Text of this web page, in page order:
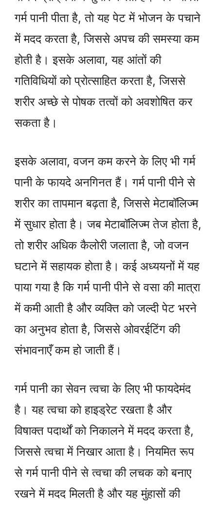
गर्म पानी पीता है, तो यह पेट में भोजन के पचाने
में मदद करता है, जिससे अपच की समस्या कम
होती है। इसके अलावा, यह आंतों की
गतिविधियों को प्रोत्साहित करता है, जिससे
शरीर अच्छे से पोषक तत्वों को अवशोषित कर
सकता है।
इसके अलावा, वजन कम करने के लिए भी गर्म
पानी के फायदे अनगिनत हैं। गर्म पानी पीने से
शरीर का तापमान बढ़ता है, जिससे मेटाबॉलिज्म
में सुधार होता है। जब मेटाबॉलिज्म तेज होता है,
तो शरीर अधिक कैलोरी जलाता है, जो वजन
घटाने में सहायक होता है। कई अध्ययनों में यह
पाया गया है कि गर्म पानी पीने से वसा की मात्रा
में कमी आती है और व्यक्ति को जल्दी पेट भरने
का अनुभव होता है, जिससे ओवरईटिंग की
संभावनाएँ कम हो जाती हैं।
गर्म पानी का सेवन त्वचा के लिए भी फायदेमंद
है। यह त्वचा को हाइड्रेट रखता है और
विषाक्त पदार्थों को निकालने में मदद करता है,
जिससे त्वचा में निखार आता है। नियमित रूप
से गर्म पानी पीने से त्वचा की लचक को बनाए
रखने में मदद मिलती है और यह मुंहासों की